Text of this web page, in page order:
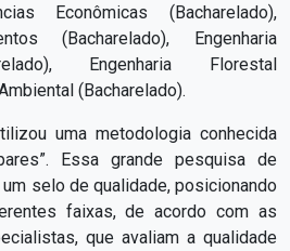
Econômicas (Bacharelado),
(Bacharelado), Engenharia
Engenharia Florestal
(Bacharelado).
uma metodologia conhecida
Essa grande pesquisa de
selo de qualidade, posicionando
faixas, de acordo com as
que avaliam a qualidade